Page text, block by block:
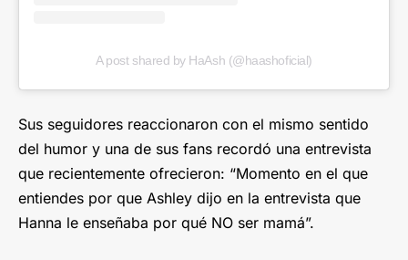
A post shared by HaAsh (@haashoficial)
Sus seguidores reaccionaron con el mismo sentido
del humor y una de sus fans recordó una entrevista
que recientemente ofrecieron: “Momento en el que
entiendes por que Ashley dijo en la entrevista que
Hanna le enseñaba por qué NO ser mamá”.